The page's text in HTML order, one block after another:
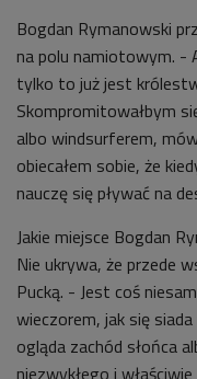
Bogdan Rymanowski
na polu namiotowym. -
tylko to już jest
Skompromitowałbym
albo windsurferem,
obiecałem sobie, że
nauczę się pływać na
Jakie miejsce Bogdan
Nie ukrywa, że przede
Pucką. - Jest coś
wieczorem, jak się
ogląda zachód słońca
niezwykłego i